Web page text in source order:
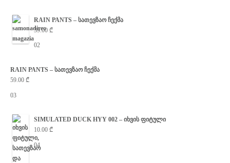
RAIN PANTS – სათევზაო ჩექმა
39.00 ₾
02
RAIN PANTS – სათევზაო ჩექმა
59.00 ₾
03
SIMULATED DUCK HYY 002 – იხვის ფიტული
10.00 ₾
04